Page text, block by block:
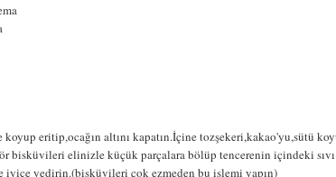
eritip,ocağın altını kapatın.İçine tozşekeri,kakao'yu,sütü
bisküvileri elinizle küçük parçalara bölüp tencerenin içindeki sıvı
iyice yedirin.(bisküvileri çok ezmeden bu işlemi yapın)